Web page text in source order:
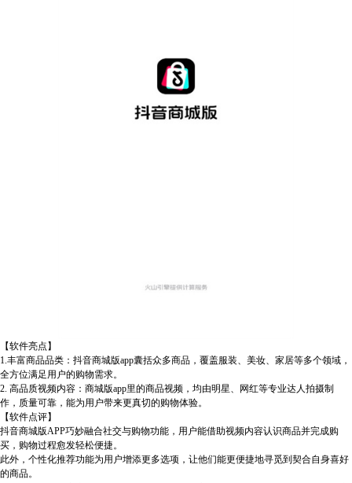
【软件亮点】
1.丰富商品品类：抖音商城版app囊括众多商品，覆盖服装、美妆、家居等多个领域，
全方位满足用户的购物需求。
2. 高品质视频内容：商城版app里的商品视频，均由明星、网红等专业达人拍摄制
作，质量可靠，能为用户带来更真切的购物体验。
【软件点评】
抖音商城版APP巧妙融合社交与购物功能，用户能借助视频内容认识商品并完成购
买，购物过程愈发轻松便捷。
此外，个性化推荐功能为用户增添更多选项，让他们能更便捷地寻觅到契合自身喜好
的商品。